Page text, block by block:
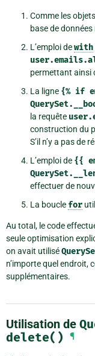
Comme les
base de données
L’emploi dewith
permettant ainsi
La ligne {% if
la requête
construction du
S’il n’y a pas de
L’emploi de {{
effectuer de
La boucle for
Au total, le code
seule optimisation
on avait utilisé
n’importe quel endroit,
supplémentaires.
Utilisation de
delete()
¶